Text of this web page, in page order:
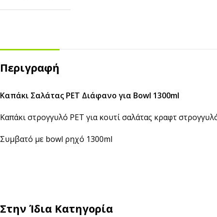
Σακουλάκια
Λαδόκολλες
Σακούλες Vacuum
Περιγραφή
Καπάκι Σαλάτας PET Διάφανο για Bowl 1300ml
Καπάκι στρογγυλό PET για κουτί σαλάτας κραφτ
Συμβατό με bowl ρηχό 1300ml
Στην Ίδια Κατηγορία